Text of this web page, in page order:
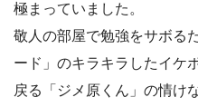
極まっていました。
敬人の部屋で勉強をサボる
ード」のキラキラしたイケ
戻る「ジメ原くん」の情け